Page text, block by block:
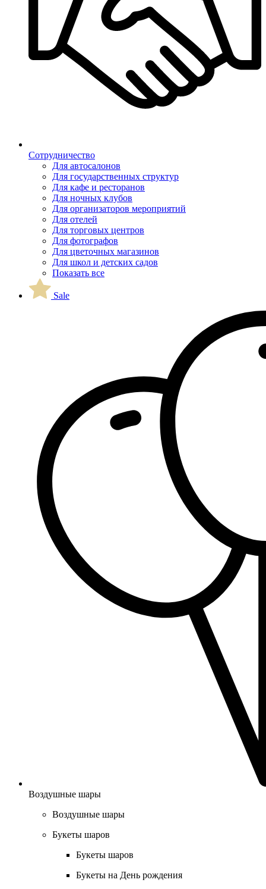
Сотрудничество
Для автосалонов
Для государственных структур
Для кафе и ресторанов
Для ночных клубов
Для организаторов мероприятий
Для отелей
Для торговых центров
Для фотографов
Для цветочных магазинов
Для школ и детских садов
Показать все
Sale
Воздушные шары
Воздушные шары
Букеты шаров
Букеты шаров
Букеты на День рождения